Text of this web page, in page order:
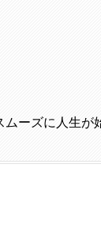
ムーズに人生が